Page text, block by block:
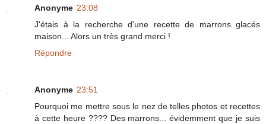
Anonyme 23:08
J'étais à la recherche d'une recette de marrons glacés
maison... Alors un très grand merci !
Répondre
Anonyme 23:51
Pourquoi me mettre sous le nez de telles photos et recettes
à cette heure ???? Des marrons... évidemment que je suis